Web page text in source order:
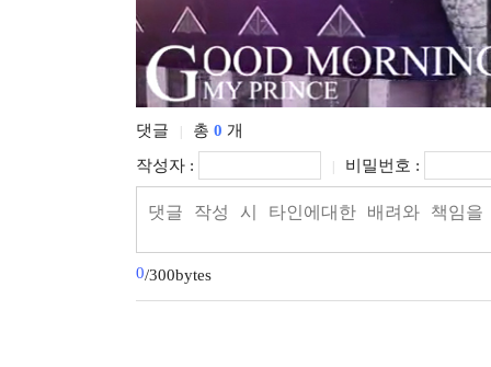
댓글 총 0 개
작성자 :
비밀번호 :
0/300bytes